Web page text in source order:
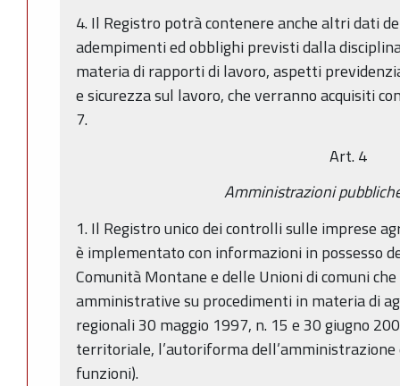
4. Il Registro potrà contenere anche altri dati
adempimenti ed obblighi previsti dalla
materia di rapporti di lavoro, aspetti
e sicurezza sul lavoro, che verranno acquisiti
7.
Art. 4
Amministrazioni
1. Il Registro unico dei controlli sulle imprese
è implementato con informazioni in possesso
Comunità Montane e delle Unioni di comuni
amministrative su procedimenti in materia di
regionali 30 maggio 1997, n. 15 e 30 giugno
territoriale, l’autoriforma
funzioni).